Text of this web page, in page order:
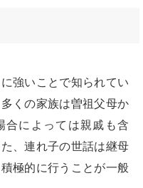
強いことで知られてい
くの家族は曽祖父母か
合によっては親戚も含
、連れ子の世話は継母
極的に行うことが一般